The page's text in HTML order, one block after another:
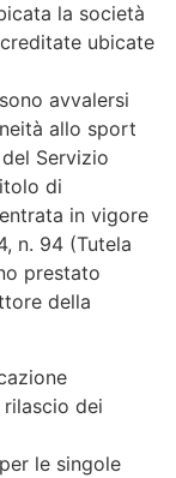
la società
ubicate
avvalersi
allo sport
Servizio
di
in vigore
n. 94 (Tutela
prestato
della
dei
le singole